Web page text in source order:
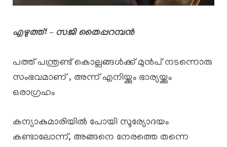
എഴുത്ത്: – സജി തൈപ്പറമ്പൻ
പത്ത് പന്ത്രണ്ട് കൊല്ലങ്ങൾക്ക് മുൻപ് നടന്നൊരു
സംഭവമാണ് , അന്ന് എനിയ്ക്കും ഭാര്യയ്ക്കും
ഒരാഗ്രഹം
കന്യാകുമാരിയിൽ പോയി സൂര്യോദയം
കണ്ടാലോന്ന്, അങ്ങനെ നേരത്തെ തന്നെ